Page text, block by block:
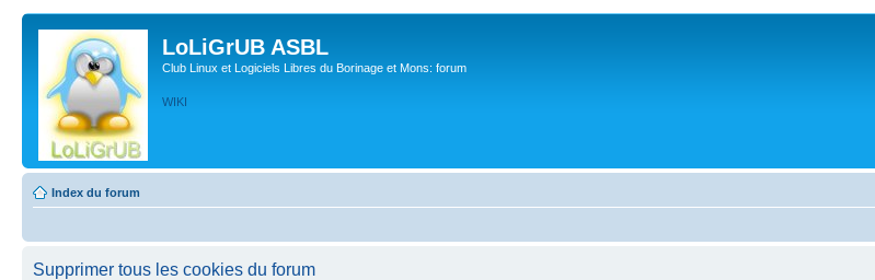
LoLiGrUB ASBL
Club Linux et Logiciels Libres du Borinage et Mons: forum
WIKI
Index du forum
Supprimer tous les cookies du forum